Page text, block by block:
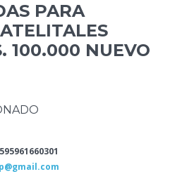
PARA
100.000 NUEVO